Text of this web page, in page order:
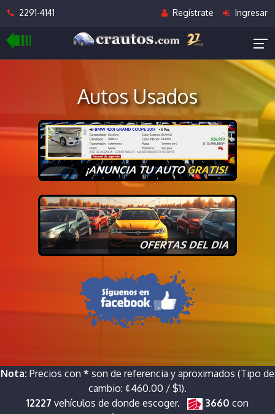
2291-4141 Regístrate Ingresar
Autos Usados
Nota: Precios con * son de referencia y aproximados (Tipo de
cambio: ¢460.00 / $1).
12227 vehículos de donde escoger. 3660 con